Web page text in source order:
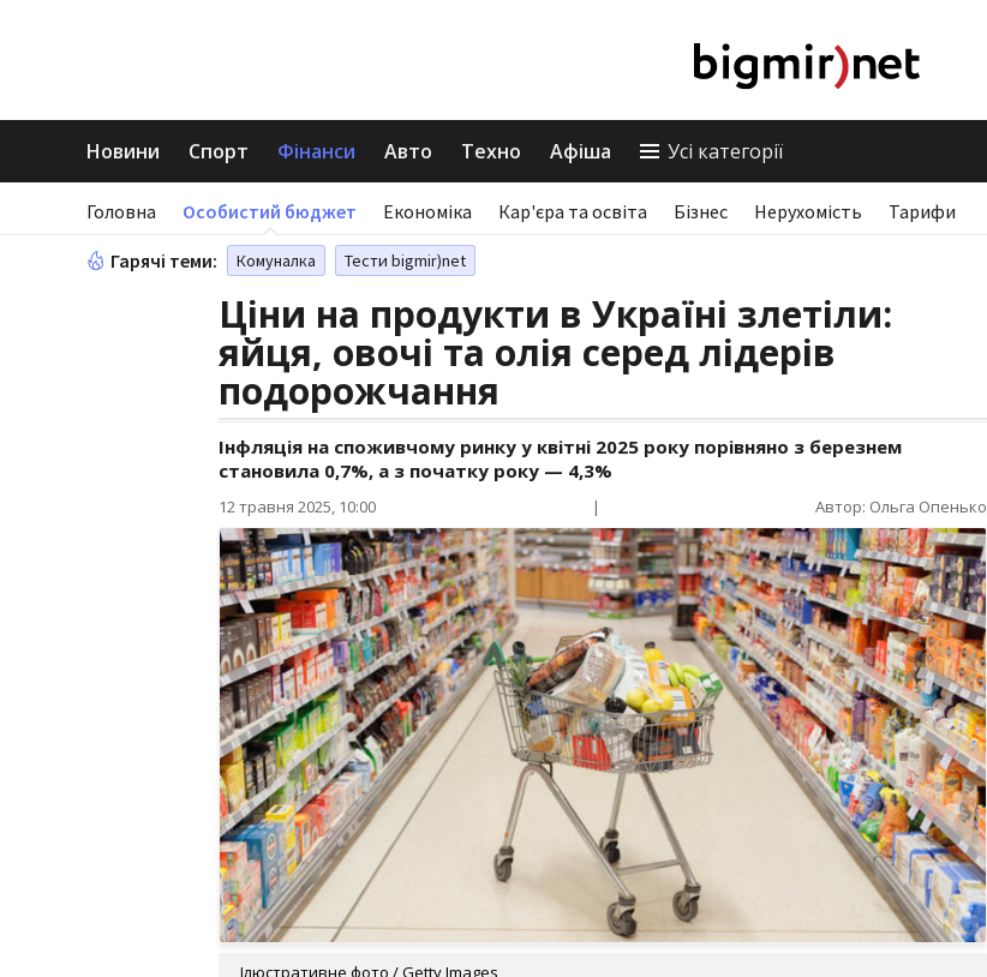
Новини Спорт Фінанси Авто Техно Афіша Усі категорії
Головна Особистий бюджет Економіка Кар'єра та освіта Бізнес Нерухомість Тарифи
Гарячі теми: Комуналка Тести bigmir)net
Ціни на продукти в Україні злетіли:
яйця, овочі та олія серед лідерів
подорожчання
Інфляція на споживчому ринку у квітні 2025 року порівняно з березнем
становила 0,7%, а з початку року — 4,3%
12 травня 2025, 10:00 | Автор: Ольга Опенько
Ілюстративне фото / Getty Images